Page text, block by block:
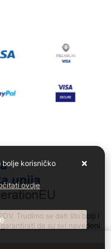
Trudimo se dati što bolji i
da su svi navedeni
te promjene cijena.
bolje korisničko
ovdje